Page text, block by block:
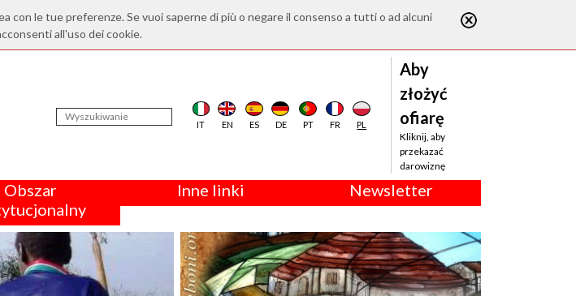
le tue preferenze. Se vuoi saperne di più o negare il consenso a tutti o ad alcuni
all'uso dei cookie.
IT EN ES DE PT FR PL
Aby
złożyć
ofiarę
Kliknij, aby
przekazać
darowiznę
Obszar
Inne linki Newsletter